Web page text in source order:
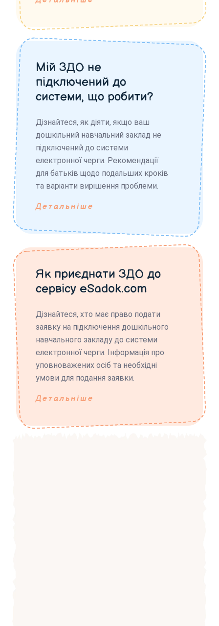
Мій ЗДО не
підключений до
системи, що робити?
Дізнайтеся, як діяти, якщо ваш
дошкільний навчальний заклад не
підключений до системи
електронної черги. Рекомендації
для батьків щодо подальших кроків
та варіанти вирішення проблеми.
Детальніше
Як приєднати ЗДО до
сервісу eSadok.com
Дізнайтеся, хто має право подати
заявку на підключення дошкільного
навчального закладу до системи
електронної черги. Інформація про
уповноважених осіб та необхідні
умови для подання заявки.
Детальніше